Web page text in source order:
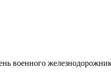
военного